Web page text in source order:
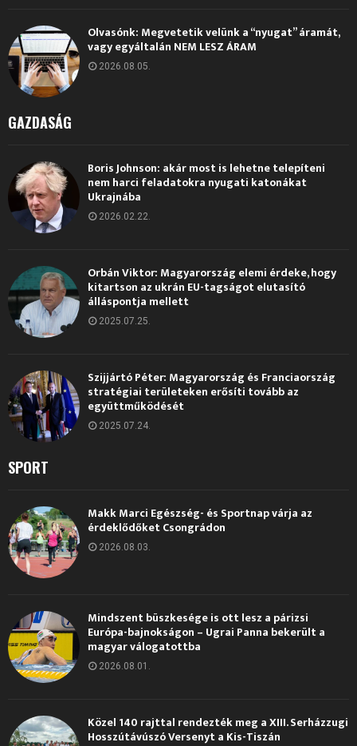
Olvasónk: Megvetetik velünk a “nyugat” áramát,
vagy egyáltalán NEM LESZ ÁRAM
2026.08.05.
GAZDASÁG
Boris Johnson: akár most is lehetne telepíteni
nem harci feladatokra nyugati katonákat
Ukrajnába
2026.02.22.
Orbán Viktor: Magyarország elemi érdeke, hogy
kitartson az ukrán EU-tagságot elutasító
álláspontja mellett
2025.07.25.
Szijjártó Péter: Magyarország és Franciaország
stratégiai területeken erősíti tovább az
együttműködését
2025.07.24.
SPORT
Makk Marci Egészség- és Sportnap várja az
érdeklődőket Csongrádon
2026.08.03.
Mindszent büszkesége is ott lesz a párizsi
Európa-bajnokságon – Ugrai Panna bekerült a
magyar válogatottba
2026.08.01.
Közel 140 rajttal rendezték meg a XIII. Serházzugi
Hosszútávúszó Versenyt a Kis-Tiszán